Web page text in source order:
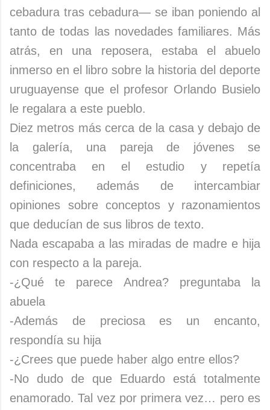
cebadura tras cebadura— se iban poniendo al
tanto de todas las novedades familiares. Más
atrás, en una reposera, estaba el abuelo
inmerso en el libro sobre la historia del deporte
uruguayense que el profesor Orlando Busielo
le regalara a este pueblo.
Diez metros más cerca de la casa y debajo de
la galería, una pareja de jóvenes se
concentraba en el estudio y repetía
definiciones, además de intercambiar
opiniones sobre conceptos y razonamientos
que deducían de sus libros de texto.
Nada escapaba a las miradas de madre e hija
con respecto a la pareja.
-¿Qué te parece Andrea? preguntaba la
abuela
-Además de preciosa es un encanto,
respondía su hija
-¿Crees que puede haber algo entre ellos?
-No dudo de que Eduardo está totalmente
enamorado. Tal vez por primera vez… pero es